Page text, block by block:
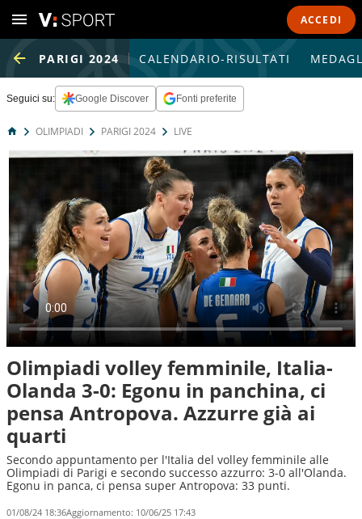
ACCEDI
PARIGI 2024 CALENDARIO-RISULTATI
Seguici su: Google Discover Fonti preferite
OLIMPIADI PARIGI 2024 LIVE
Olimpiadi volley femminile, Italia-
Olanda 3-0: Egonu in panchina, ci
pensa Antropova. Azzurre già ai
quarti
Secondo appuntamento per l'Italia del volley femminile alle
Olimpiadi di Parigi e secondo successo azzurro: 3-0 all'Olanda.
Egonu in panca, ci pensa super Antropova: 33 punti.
01/08/24 18:36Aggiornamento: 10/06/25 17:43